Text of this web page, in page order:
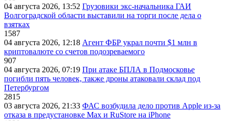
04 августа 2026, 13:52 Грузовики экс-начальника ГАИ
Волгоградской области выставили на торги после дела о
взятках
1587
04 августа 2026, 12:18 Агент ФБР украл почти $1 млн в
криптовалюте со счетов подозреваемого
907
04 августа 2026, 07:19 При атаке БПЛА в Подмосковье
погибли пять человек, также дроны атаковали склад под
Петербургом
2815
03 августа 2026, 21:33 ФАС возбудила дело против Apple из-за
отказа в предустановке Max и RuStore на iPhone